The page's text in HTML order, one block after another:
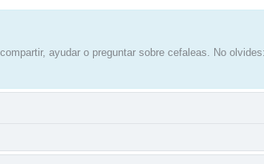
ayudar o preguntar sobre cefaleas. No